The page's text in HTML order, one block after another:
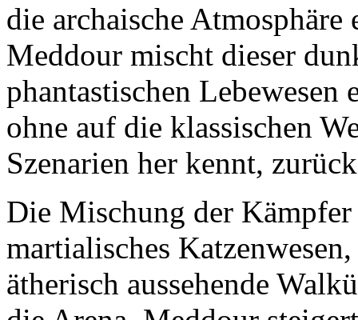
die archaische Atmosphäre
Meddour mischt dieser
phantastischen
ohne auf die klassischen
Szenarien her kennt,
Die Mischung der
martialisches
ätherisch aussehende